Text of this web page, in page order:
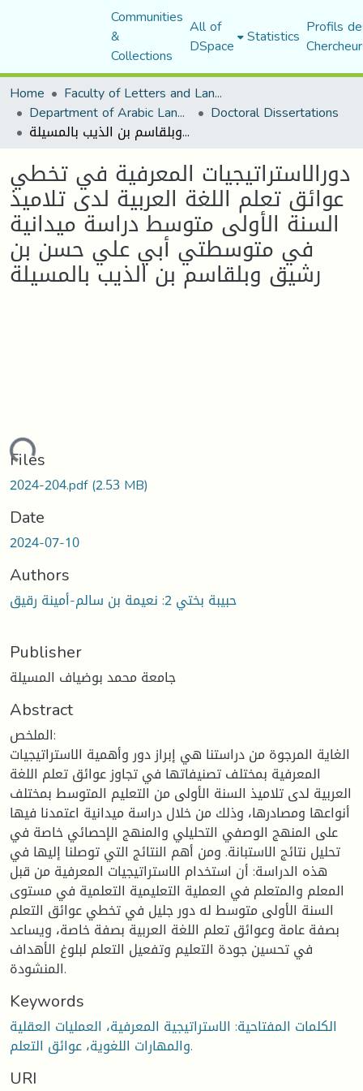
Communities
&
Collections
All of
DSpace Statistics Profils
Home
Faculty of Letters and Languages
Department of Arabic Language and Literature Doctoral Dissertations
دورالاستراتيجيات المعرفية في تخطي عوائق تعلم اللغة العربية لدى تلاميذ السنة الأولى متوسط دراسة ميدانية في متوسطتي أبي علي حسن بن رشيق وبلقاسم بن الذيب بالمسيلة
دورالاستراتيجيات المعرفية في تخطي
عوائق تعلم اللغة العربية لدى تلاميذ
السنة الأولى متوسط دراسة ميدانية
في متوسطتي أبي علي حسن بن
رشيق وبلقاسم بن الذيب بالمسيلة
Files
2024-204.pdf(2.53 MB)
Date
2024-07-10
Authors
حبيبة بختي 2: نعيمة بن سالم-أمينة رقيق
Publisher
جامعة محمد بوضياف المسيلة
Abstract
الملخص:
الغاية المرجوة من دراستنا هي إبراز دور وأهمية الاستراتيجيات
المعرفية بمختلف تصنيفاتها في تجاوز عوائق تعلم اللغة
العربية لدى تلاميذ السنة الأولى من التعليم المتوسط بمختلف
أنواعها ومصادرها، وذلك من خلال دراسة ميدانية اعتمدنا فيها
على المنهج الوصفي التحليلي والمنهج الإحصائي خاصة في
تحليل نتائج الاستبانة. ومن أهم النتائج التي توصلنا إليها في
هذه الدراسة: أن استخدام الاستراتيجيات المعرفية من قبل
المعلم والمتعلم في العملية التعليمية التعلمية في مستوى
السنة الأولى متوسط له دور جليل في تخطي عوائق التعلم
بصفة عامة وعوائق تعلم اللغة العربية بصفة خاصة، ويساعد
في تحسين جودة التعليم وتفعيل التعلم لبلوغ الأهداف
المنشودة.
Keywords
الكلمات المفتاحية: الاستراتيجية المعرفية، العمليات العقلية
والمهارات اللغوية، عوائق التعلم.
URI